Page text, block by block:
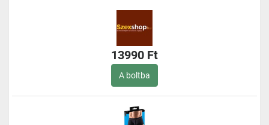
13990 Ft
A boltba